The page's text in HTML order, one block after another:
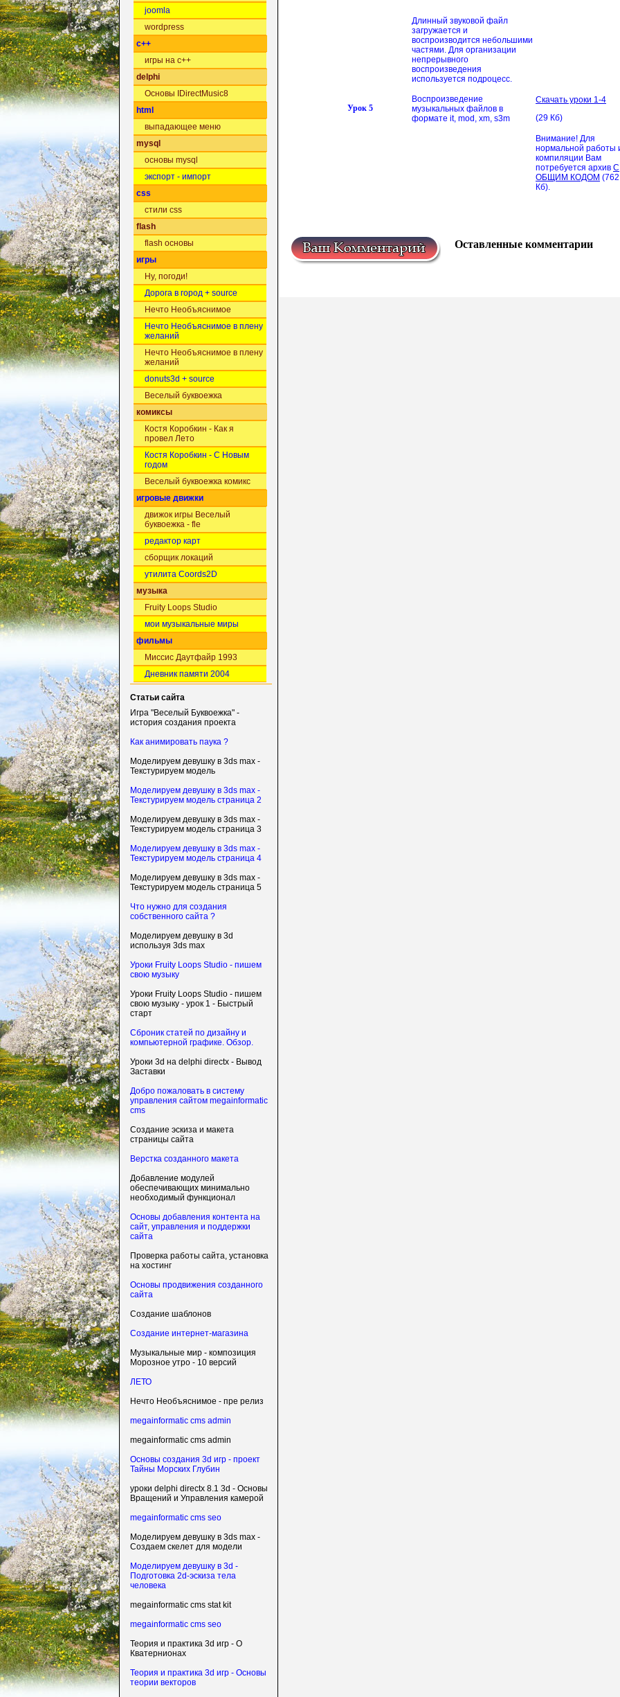
joomla
wordpress
c++
игры на c++
delphi
Основы IDirectMusic8
html
выпадающее меню
mysql
основы mysql
экспорт - импорт
css
стили css
flash
flash основы
игры
Ну, погоди!
Дорога в город + source
Нечто Необъяснимое
Нечто Необъяснимое в плену
желаний
Нечто Необъяснимое в плену
желаний
donuts3d + source
Веселый буквоежка
комиксы
Костя Коробкин - Как я
провел Лето
Костя Коробкин - С Новым
годом
Веселый буквоежка комикс
игровые движки
движок игры Веселый
буквоежка - fle
редактор карт
сборщик локаций
утилита Coords2D
музыка
Fruity Loops Studio
мои музыкальные миры
фильмы
Миссис Даутфайр 1993
Дневник памяти 2004
Статьи сайта
Игра "Веселый Буквоежка" -
история создания проекта
Как анимировать паука ?
Моделируем девушку в 3ds max -
Текстурируем модель
Моделируем девушку в 3ds max -
Текстурируем модель страница 2
Моделируем девушку в 3ds max -
Текстурируем модель страница 3
Моделируем девушку в 3ds max -
Текстурируем модель страница 4
Моделируем девушку в 3ds max -
Текстурируем модель страница 5
Что нужно для создания
собственного сайта ?
Моделируем девушку в 3d
используя 3ds max
Уроки Fruity Loops Studio - пишем
свою музыку
Уроки Fruity Loops Studio - пишем
свою музыку - урок 1 - Быстрый
старт
Сброник статей по дизайну и
компьютерной графике. Обзор.
Уроки 3d на delphi directx - Вывод
Заставки
Добро пожаловать в систему
управления сайтом megainformatic
cms
Создание эскиза и макета
страницы сайта
Верстка созданного макета
Добавление модулей
обеспечивающих минимально
необходимый функционал
Основы добавления контента на
сайт, управления и поддержки
сайта
Проверка работы сайта, установка
на хостинг
Основы продвижения созданного
сайта
Создание шаблонов
Создание интернет-магазина
Музыкальные мир - композиция
Морозное утро - 10 версий
ЛЕТО
Нечто Необъяснимое - пре релиз
megainformatic cms admin
megainformatic cms admin
Основы создания 3d игр - проект
Тайны Морских Глубин
уроки delphi directx 8.1 3d - Основы
Вращений и Управления камерой
megainformatic cms seo
Моделируем девушку в 3ds max -
Создаем скелет для модели
Моделируем девушку в 3d -
Подготовка 2d-эскиза тела
человека
megainformatic cms stat kit
megainformatic cms seo
Теория и практика 3d игр - О
Кватернионах
Теория и практика 3d игр - Основы
теории векторов
Длинный звуковой файл
загружается и
воспроизводится небольшими
частями. Для организации
непрерывного
воспроизведения
используется подроцесс.
Урок 5
Воспроизведение
музыкальных файлов в
формате it, mod, xm, s3m
Скачать уроки 1-4
(29 Кб)
Внимание! Для
нормальной работы
компиляции Вам
потребуется архив С
ОБЩИМ КОДОМ (762
Кб).
Оставленные комментарии